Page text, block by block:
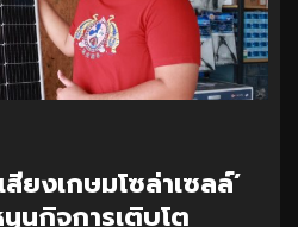
ยงเกษมโซล่าเซลล์’
นกิจการเติบโต